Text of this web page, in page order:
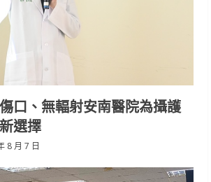
口、無輻射安南醫院為攝護
選擇
8 月 7 日